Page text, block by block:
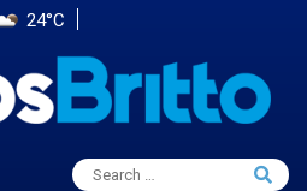
24°C
Search
for:
Search